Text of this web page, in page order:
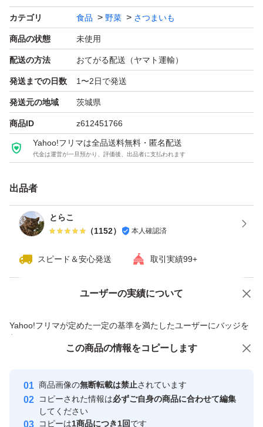
合、苗が傷んでしまいますので購入をお控えくださいま
せ。
◆その他
不明点あれば質問欄からお気軽にお問い合わせください。
カテゴリ 食品 野菜 さつまいも
商品の状態 未使用
配送の方法 おてがる配送（ヤマト運輸）
発送までの日数 1〜2日で発送
発送元の地域 茨城県
商品ID z612451766
Yahoo!フリマは全品送料無料・匿名配送
代金は運営が一旦預かり、評価後、出品者に支払われます
出品者
とらこ
（1152） 本人確認済
スピード＆安心発送 取引実績99+
ユーザーの実績について
Yahoo!フリマが定めた一定の基準を満たしたユーザーにバッジを
付与しています
安心取引出品者
心・安全なユーザーです
取引実績
価格の相談 商品への質問
この商品の情報をコピーします
商品画像の無断転載は禁止されています
コピーされた情報は必ずご自身の商品に合わせて編集
してください
コピーは1商品につき1回です
この商品をみている人にオススメ